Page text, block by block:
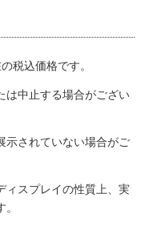
税込価格です。
は中止する場合がござい
示されていない場合がご
ィスプレイの性質上、実